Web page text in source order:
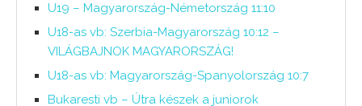
U19 – Magyarország-Németország 11:10
U18-as vb: Szerbia-Magyarország 10:12 –
VILÁGBAJNOK MAGYARORSZÁG!
U18-as vb: Magyarország-Spanyolország 10:7
Bukaresti vb – Útra készek a juniorok